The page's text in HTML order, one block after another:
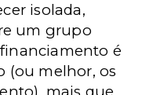
isolada,
um grupo
é
(ou melhor, os